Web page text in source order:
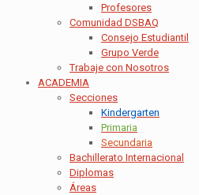
Profesores
Comunidad DSBAQ
Consejo Estudiantil
Grupo Verde
Trabaje con Nosotros
ACADEMIA
Secciones
Kindergarten
Primaria
Secundaria
Bachillerato Internacional
Diplomas
Áreas